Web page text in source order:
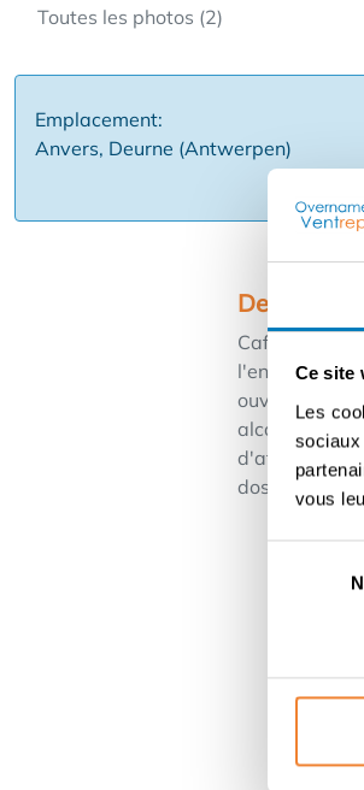
Ce site
Les
vous
Toutes les photos (2)
Emplacement:
Anvers, Deurne (Antwerpen)
Description
Café bien
l'entreprise
ouvert
alcoolisées |
d'affaires par
dossier en